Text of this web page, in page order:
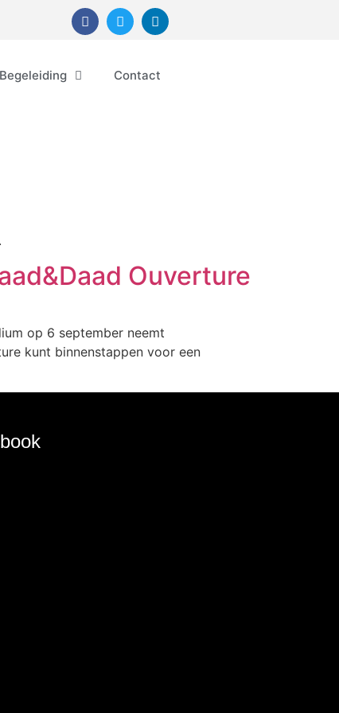
Begeleiding Contact
Ouverture
op 6 september neemt
kunt binnenstappen voor een